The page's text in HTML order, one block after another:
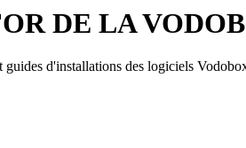
DE LA
guides d'installations des logiciels